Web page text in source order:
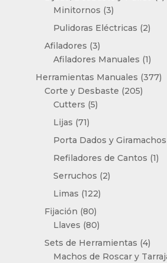
Minitornos 33
productos
Pulidoras Eléctricas 22
Afiladores 33
productos
Afiladores Manuales 11
Herramientas Manuales 377
Corte y Desbaste 205205
Cutters 55
Lijas 7171
productos
Porta Dados y Giramachos
Refiladores de Cantos 11
Serruchos 22
Limas 122122
Fijación 8080
productos
Llaves 8080
productos
Sets de Herramientas 44
Machos de Roscar y